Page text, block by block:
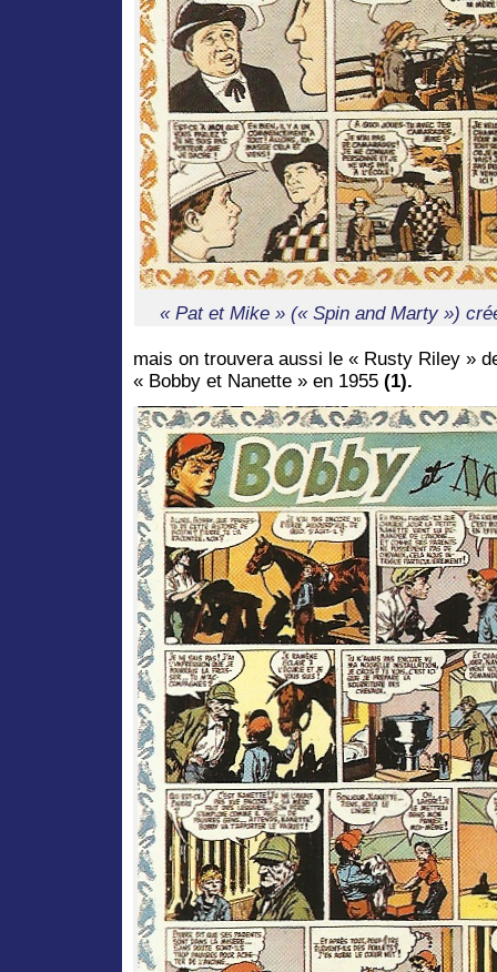
« Pat et Mike » (« Spin and Marty »)
mais on trouvera aussi le « Rusty Riley »
« Bobby et Nanette » en 1955 (1).